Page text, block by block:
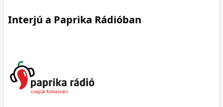
Interjú a Paprika Rádióban